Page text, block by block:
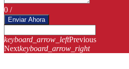
0 /
Enviar Ahora
keyboard_arrow_leftPrevious
Nextkeyboard_arrow_right